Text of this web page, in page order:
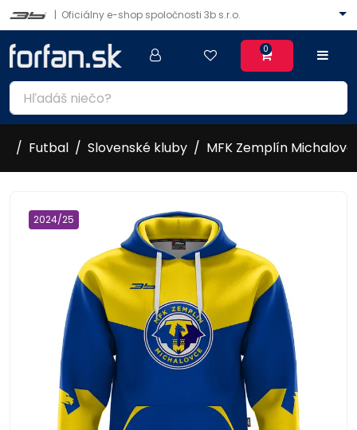
| Oficiálny e-shop spoločnosti 3b s.r.o.
0
Futbal Slovenské kluby MFK Zemplín
2024/25